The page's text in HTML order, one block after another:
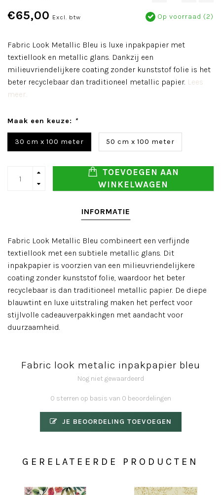
€65,00 Excl. btw Op voorraad (2)
Fabric Look Metallic Bleu is luxe inpakpapier met
textiellook en metallic glans. Dankzij een
milieuvriendelijkere coating zonder kunststof folie is het
beter recyclebaar dan traditioneel metallic papier. Lees
meer..
Maak een keuze: *
30 cm x 100 meter 50 cm x 100 meter
TOEVOEGEN AAN
WINKELWAGEN
INFORMATIE
Fabric Look Metallic Bleu combineert een verfijnde
textiellook met een subtiele metallic glans. Dit
inpakpapier is voorzien van een milieuvriendelijkere
coating zonder kunststof folie, waardoor het beter
recyclebaar is dan traditioneel metallic papier. De diepe
blauwtint en luxe uitstraling maken het perfect voor
stijlvolle cadeauverpakkingen met aandacht voor
duurzaamheid.
Fabric look metalic inpakpapier bleu
Nog niet gewaardeerd
0 sterren op basis van 0 beoordelingen
JE BEOORDELING TOEVOEGEN
GERELATEERDE PRODUCTEN